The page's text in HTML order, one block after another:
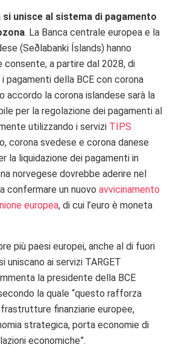
si unisce al sistema di pagamento
. La Banca centrale europea e la
(Seðlabanki Íslands) hanno
consente, a partire dal 2028, di
pagamenti della BCE con corona
accordo la corona islandese sarà la
per la regolazione dei pagamenti al
utilizzando i servizi TIPS
corona svedese e corona danese
la liquidazione dei pagamenti in
norvegese dovrebbe aderire nel
confermare un nuovo avvicinamento
europea, di cui l’euro è moneta
più paesi europei, anche al di fuori
uniscano ai servizi TARGET
la presidente della BCE
la quale “questo rafforza
finanziarie europee,
strategica, porta economie di
economiche”.